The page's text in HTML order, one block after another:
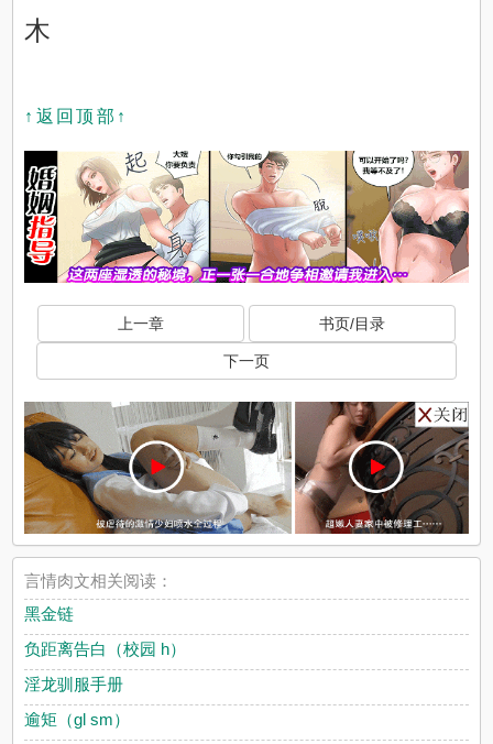
木
↑返回顶部↑
上一章 书页/目录
下一页
言情肉文相关阅读：
黑金链
负距离告白（校园 h）
淫龙驯服手册
逾矩（gl sm）